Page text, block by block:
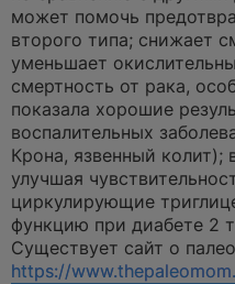
может помочь
второго типа; снижает
уменьшает
смертность от рака,
показала хорошие
воспалительных
Крона, язвенный колит);
улучшая
циркулирующие
функцию при диабете 2
Существует сайт о
https://